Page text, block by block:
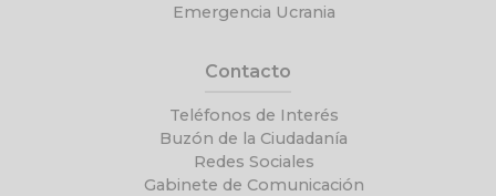
Emergencia Ucrania
Contacto
Teléfonos de Interés
Buzón de la Ciudadanía
Redes Sociales
Gabinete de Comunicación